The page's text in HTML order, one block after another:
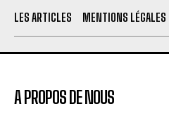
LES ARTICLES MENTIONS LÉGALES
A PROPOS DE NOUS